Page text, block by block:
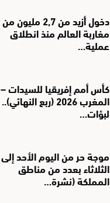
دخول أزيد من 2,7 مليون من
مغاربة العالم منذ انطلاق
عملية…
كأس أمم إفريقيا للسيدات –
المغرب 2026 (ربع النهائي)..
لبؤات…
موجة حر من اليوم الأحد إلى
الثلاثاء بعدد من مناطق
المملكة (نشرة…